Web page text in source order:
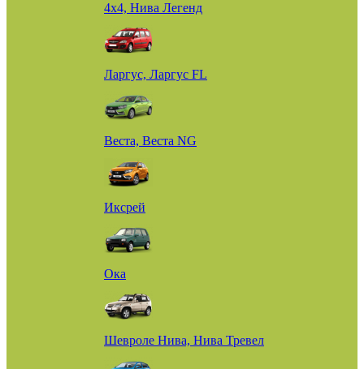
4х4, Нива Легенд
Ларгус, Ларгус FL
Веста, Веста NG
Иксрей
Ока
Шевроле Нива, Нива Тревел